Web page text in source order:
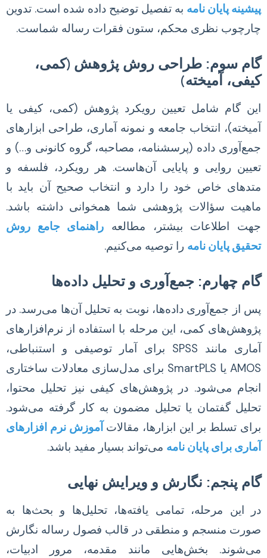
پیشینه پایان نامه به تفصیل توضیح داده شده است. تدوین
چارچوب نظری محکم، ستون فقرات رساله شماست.
گام سوم: طراحی روش پژوهش (کمی،
کیفی، آمیخته)
این گام شامل تعیین رویکرد پژوهش (کمی، کیفی یا
آمیخته)، انتخاب جامعه و نمونه آماری، طراحی ابزارهای
جمع‌آوری داده (پرسشنامه، مصاحبه، گروه کانونی و…) و
تعیین روایی و پایایی آن‌هاست. هر رویکرد، فلسفه و
متدهای خاص خود را دارد و انتخاب صحیح آن باید با
ماهیت سؤالات پژوهشی شما همخوانی داشته باشد.
جهت اطلاعات بیشتر، مطالعه راهنمای جامع روش
تحقیق پایان نامه را توصیه می‌کنیم.
گام چهارم: جمع‌آوری و تحلیل داده‌ها
پس از جمع‌آوری داده‌ها، نوبت به تحلیل آن‌ها می‌رسد. در
پژوهش‌های کمی، این مرحله با استفاده از نرم‌افزارهای
آماری مانند SPSS برای آمار توصیفی و استنباطی،
AMOS یا SmartPLS برای مدل‌سازی معادلات ساختاری
انجام می‌شود. در پژوهش‌های کیفی نیز تحلیل محتوا،
تحلیل گفتمان یا تحلیل مضمون به کار گرفته می‌شود.
برای تسلط بر این ابزارها، مقالاتآموزش نرم افزارهای
آماری برای پایان نامه می‌تواند بسیار مفید باشد.
گام پنجم: نگارش و ویرایش نهایی
در این مرحله، تمامی یافته‌ها، تحلیل‌ها و بحث‌ها به
صورت منسجم و منطقی در قالب فصول رساله نگارش
می‌شوند. بخش‌هایی مانند مقدمه، مرور ادبیات،